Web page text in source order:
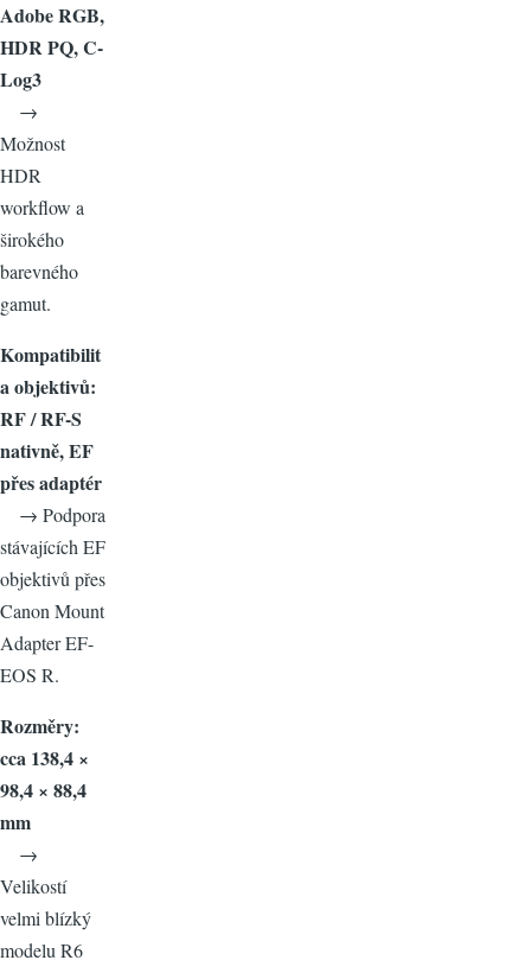
Adobe RGB,
HDR PQ, C-
Log3
→
Možnost
HDR
workflow a
širokého
barevného
gamut.
Kompatibilit
a objektivů:
RF / RF-S
nativně, EF
přes adaptér
→ Podpora
stávajících EF
objektivů přes
Canon Mount
Adapter EF-
EOS R.
Rozměry:
cca 138,4 ×
98,4 × 88,4
mm
→
Velikostí
velmi blízký
modelu R6